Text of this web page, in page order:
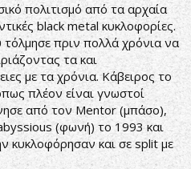
πολιτισμό από τα αρχαία
black metal κυκλοφορίες.
πριν πολλά χρόνια να
τα και
με τα χρόνια. Κάβειρος το
πλέον είναι γνωστοί
από τον Mentor (μπάσο),
(φωνή) το 1993 και
κυκλοφόρησαν και σε split με